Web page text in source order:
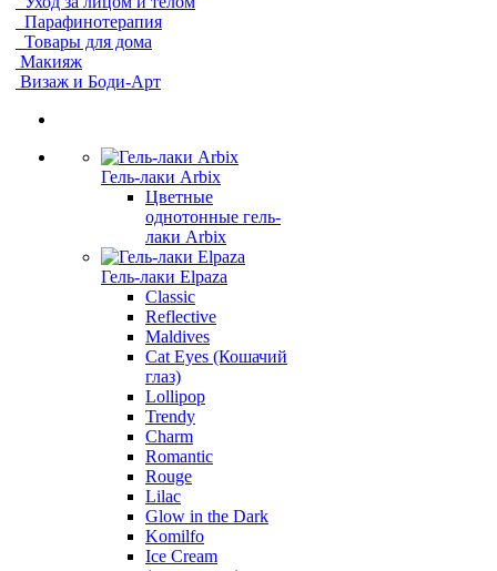
Парафинотерапия
Товары для дома
Макияж
Визаж и Боди-Арт
Гель-лаки Arbix
Цветные
однотонные гель-
лаки Arbix
Гель-лаки Elpaza
Classic
Reflective
Maldives
Cat Eyes (Кошачий
глаз)
Lollipop
Trendy
Charm
Romantic
Rouge
Lilac
Glow in the Dark
Komilfo
Ice Cream